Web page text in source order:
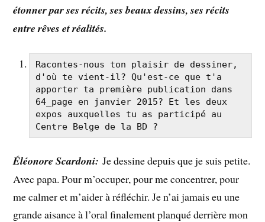
étonner par ses récits, ses beaux dessins, ses récits
entre rêves et réalités.
Racontes-nous ton plaisir de dessiner,
d'où te vient-il? Qu'est-ce que t'a
apporter ta première publication dans
64_page en janvier 2015? Et les deux
expos auxquelles tu as participé au
Centre Belge de la BD ?
Éléonore Scardoni:Je dessine depuis que je suis petite.
Avec papa. Pour m’occuper, pour me concentrer, pour
me calmer et m’aider à réfléchir. Je n’ai jamais eu une
grande aisance à l’oral finalement planqué derrière mon